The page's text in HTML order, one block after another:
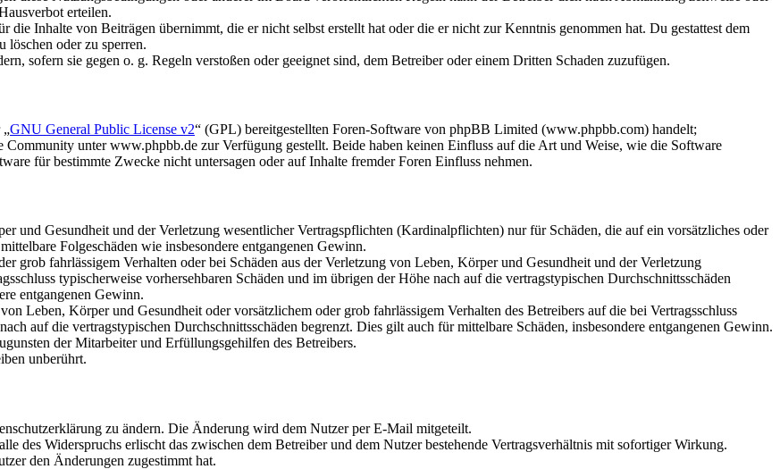
erteilen.
Inhalte von Beiträgen übernimmt, die er nicht selbst erstellt hat oder die er nicht zur Kenntnis genommen hat. Du gestattest dem
löschen oder zu sperren.
sofern sie gegen o. g. Regeln verstoßen oder geeignet sind, dem Betreiber oder einem Dritten Schaden zuzufügen.
„GNU General Public License v2“ (GPL) bereitgestellten Foren-Software von phpBB Limited (www.phpbb.com) handelt;
Community unter www.phpbb.de zur Verfügung gestellt. Beide haben keinen Einfluss auf die Art und Weise, wie die Software
für bestimmte Zwecke nicht untersagen oder auf Inhalte fremder Foren Einfluss nehmen.
und Gesundheit und der Verletzung wesentlicher Vertragspflichten (Kardinalpflichten) nur für Schäden, die auf ein vorsätzliches oder
Folgeschäden wie insbesondere entgangenen Gewinn.
grob fahrlässigem Verhalten oder bei Schäden aus der Verletzung von Leben, Körper und Gesundheit und der Verletzung
typischerweise vorhersehbaren Schäden und im übrigen der Höhe nach auf die vertragstypischen Durchschnittsschäden
entgangenen Gewinn.
Leben, Körper und Gesundheit oder vorsätzlichem oder grob fahrlässigem Verhalten des Betreibers auf die bei Vertragsschluss
auf die vertragstypischen Durchschnittsschäden begrenzt. Dies gilt auch für mittelbare Schäden, insbesondere entgangenen Gewinn.
der Mitarbeiter und Erfüllungsgehilfen des Betreibers.
unberührt.
zu ändern. Die Änderung wird dem Nutzer per E-Mail mitgeteilt.
des Widerspruchs erlischt das zwischen dem Betreiber und dem Nutzer bestehende Vertragsverhältnis mit sofortiger Wirkung.
den Änderungen zugestimmt hat.